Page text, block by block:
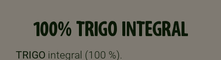
100% TRIGO INTEGRAL
TRIGO integral (100 %).